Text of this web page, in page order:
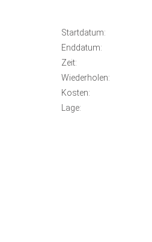
Startdatum:
Enddatum:
Zeit:
Wiederholen:
Kosten:
Lage: